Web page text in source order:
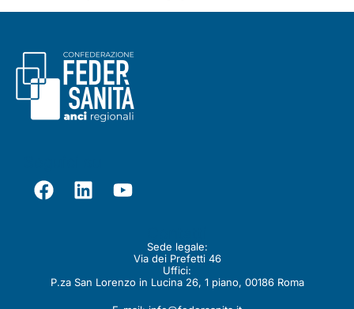
Sede legale:
Via dei Prefetti 46
Uffici:
P.za San Lorenzo in Lucina 26, 1 piano, 00186 Roma